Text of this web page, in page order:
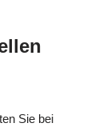
Sie bei